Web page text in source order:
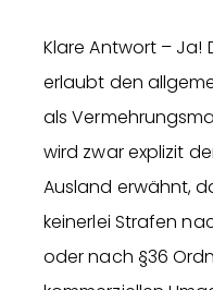
Klare Antwort – Ja!
erlaubt den
als
wird zwar explizit
Ausland erwähnt,
keinerlei Strafen
oder nach §36